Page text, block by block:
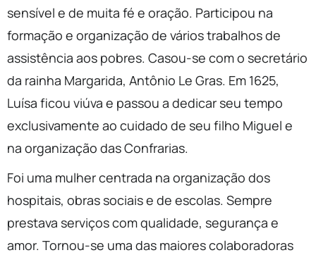
sensível e de muita fé e oração. Participou na
formação e organização de vários trabalhos de
assistência aos pobres. Casou-se com o secretário
da rainha Margarida, Antônio Le Gras. Em 1625,
Luísa ficou viúva e passou a dedicar seu tempo
exclusivamente ao cuidado de seu filho Miguel e
na organização das Confrarias.
Foi uma mulher centrada na organização dos
hospitais, obras sociais e de escolas. Sempre
prestava serviços com qualidade, segurança e
amor. Tornou-se uma das maiores colaboradoras